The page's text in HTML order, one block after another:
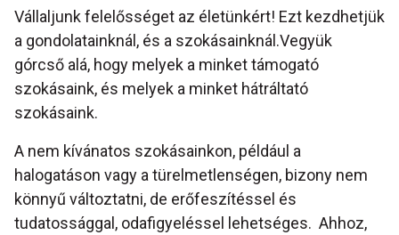
Vállaljunk felelősséget az életünkért! Ezt kezdhetjük
a gondolatainknál, és a szokásainknál.Vegyük
górcső alá, hogy melyek a minket támogató
szokásaink, és melyek a minket hátráltató
szokásaink.
A nem kívánatos szokásainkon, például a
halogatáson vagy a türelmetlenségen, bizony nem
könnyű változtatni, de erőfeszítéssel és
tudatossággal, odafigyeléssel lehetséges. Ahhoz,